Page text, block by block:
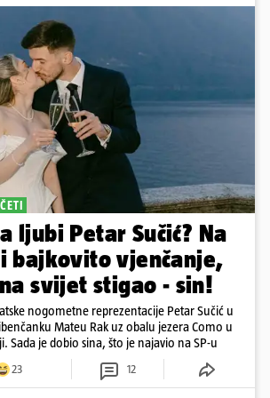
ljubi Petar Sučić? Na
bajkovito vjenčanje,
svijet stigao - sin!
nogometne reprezentacije Petar Sučić u
Mateu Rak uz obalu jezera Como u
Sada je dobio sina, što je najavio na SP-u
23 12